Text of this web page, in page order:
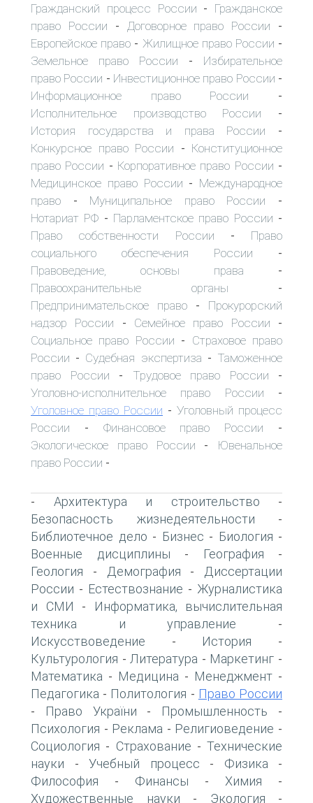
Гражданский процесс России - Гражданское
право России - Договорное право России -
Европейское право - Жилищное право России -
Земельное право России - Избирательное
право России - Инвестиционное право России -
Информационное право России -
Исполнительное производство России -
История государства и права России -
Конкурсное право России - Конституционное
право России - Корпоративное право России -
Медицинское право России - Международное
право - Муниципальное право России -
Нотариат РФ - Парламентское право России -
Право собственности России - Право
социального обеспечения России -
Правоведение, основы права -
Правоохранительные органы -
Предпринимательское право - Прокурорский
надзор России - Семейное право России -
Социальное право России - Страховое право
России - Судебная экспертиза - Таможенное
право России - Трудовое право России -
Уголовно-исполнительное право России -
Уголовное право России - Уголовный процесс
России - Финансовое право России -
Экологическое право России -
Ювенальное
право России -
- Архитектура и строительство -
Безопасность жизнедеятельности -
Библиотечное дело - Бизнес - Биология -
Военные дисциплины - География -
Геология - Демография -
Диссертации
России - Естествознание - Журналистика
и СМИ -
Информатика, вычислительная
техника и управление -
Искусствоведение - История -
Культурология - Литература - Маркетинг -
Математика - Медицина - Менеджмент -
Педагогика - Политология - Право России
- Право України - Промышленность -
Психология - Реклама - Религиоведение -
Социология - Страхование - Технические
науки - Учебный процесс - Физика -
Философия - Финансы - Химия -
Художественные науки - Экология -